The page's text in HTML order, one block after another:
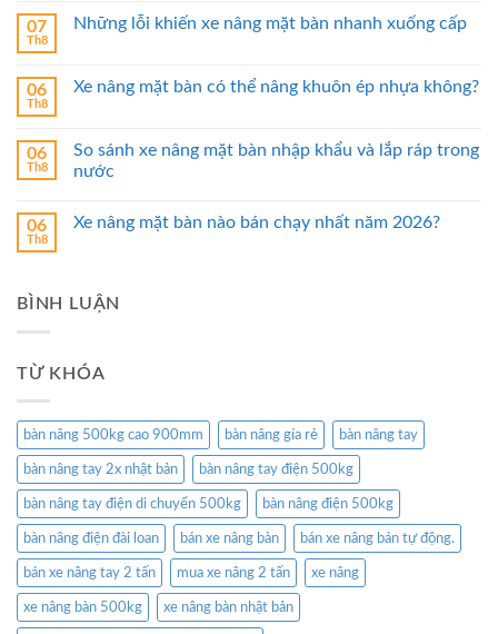
07
Th8
Những lỗi khiến xe nâng mặt bàn nhanh xuống cấp
06
Th8
Xe nâng mặt bàn có thể nâng khuôn ép nhựa không?
06
Th8
So sánh xe nâng mặt bàn nhập khẩu và lắp ráp trong
nước
06
Th8
Xe nâng mặt bàn nào bán chạy nhất năm 2026?
BÌNH LUẬN
TỪ KHÓA
bàn nâng 500kg cao 900mm bàn nâng gía rẻ bàn nâng tay
bàn nâng tay 2x nhật bản bàn nâng tay điện 500kg
bàn nâng tay điện di chuyển 500kg bàn nâng điện 500kg
bàn nâng điện đài loan bán xe nâng bàn bán xe nâng bán tự động.
bán xe nâng tay 2 tấn mua xe nâng 2 tấn xe nâng
xe nâng bàn 500kg xe nâng bàn nhật bản